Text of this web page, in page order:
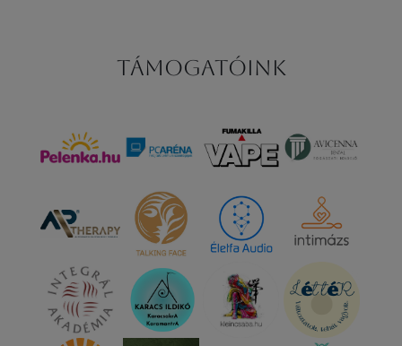
Támogatóink